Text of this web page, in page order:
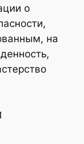
о
на